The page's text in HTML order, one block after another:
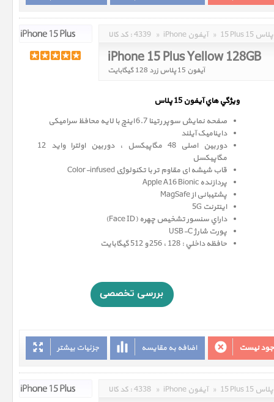
کد کالا : 4339 » iPhone آیفون » 15 Plus 15 پلاس
iPhone 15 Plus Yellow 128GB
آیفون 15 پلاس زرد 128 گیگابایت
ويژگي هاي آيفون 15 پلاس
صفحه نمايش سوپر رتينا 6.7 اينچ با لایه محافظ سرامیکی
داینامیک آیلند
دوربین اصلی 48 مگاپیکسل ، دوربین اولترا واید 12
مگاپيکسل
قاب شیشه ای مقاوم تر با تکنولوژی Color-infused
پردازنده Apple A16 Bionic
پشتیبانی از MagSafe
اینترنت 5G
داراي سنسور تشخيص چهره (Face ID)
پورت شارژ USB-C
حافظه داخلي : 128 ، 256 و 512 گيگابايت
جزئیات بیشتر اضافه به مقایسه نیست
کد کالا : 4338 » iPhone آیفون » 15 Plus 15 پلاس